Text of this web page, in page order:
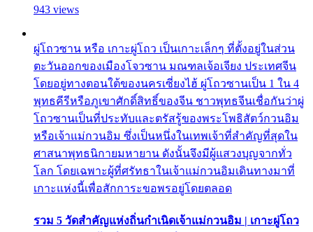
943 views
ผู่โถวซาน หรือ เกาะผู่โถว เป็นเกาะเล็กๆ ที่ตั้งอยู่ในส่วน
ตะวันออกของเมืองโจวซาน มณฑลเจ้อเจียง ประเทศจีน
โดยอยู่ทางตอนใต้ของนครเซี่ยงไฮ้ ผู่โถวซานเป็น 1 ใน 4
พุทธคีรีหรือภูเขาศักดิ์สิทธิ์ของจีน ชาวพุทธจีนเชื่อกันว่าผู่
โถวซานเป็นที่ประทับและตรัสรู้ของพระโพธิสัตว์กวนอิม
หรือเจ้าแม่กวนอิม ซึ่งเป็นหนึ่งในเทพเจ้าที่สำคัญที่สุดใน
ศาสนาพุทธนิกายมหายาน ดังนั้นจึงมีผู้แสวงบุญจากทั่ว
โลก โดยเฉพาะผู้ที่ศรัทธาในเจ้าแม่กวนอิมเดินทางมาที่
เกาะแห่งนี้เพื่อสักการะขอพรอยู่โดยตลอด
รวม 5 วัดสำคัญแห่งถิ่นกำเนิดเจ้าแม่กวนอิม | เกาะผู่โถว